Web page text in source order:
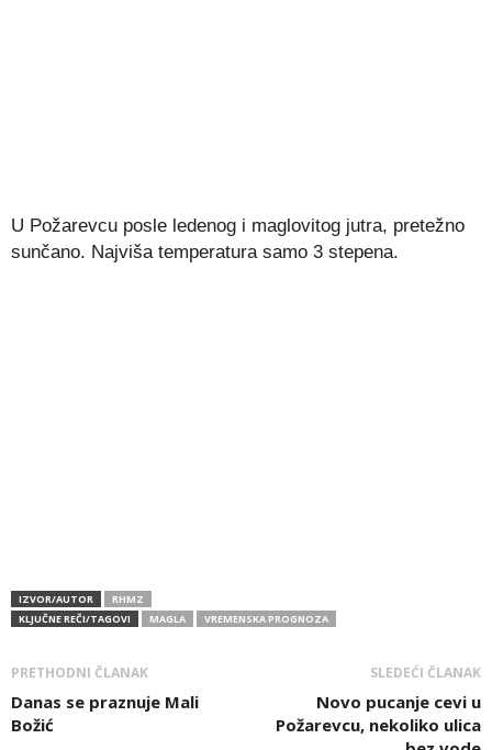
U Požarevcu posle ledenog i maglovitog jutra, pretežno
sunčano. Najviša temperatura samo 3 stepena.
IZVOR/AUTOR
RHMZ
KLJUČNE REČI/TAGOVI
MAGLA VREMENSKA PROGNOZA
PRETHODNI ČLANAK
Danas se praznuje Mali
Božić
SLEDEĆI ČLANAK
Novo pucanje cevi u
Požarevcu, nekoliko ulica